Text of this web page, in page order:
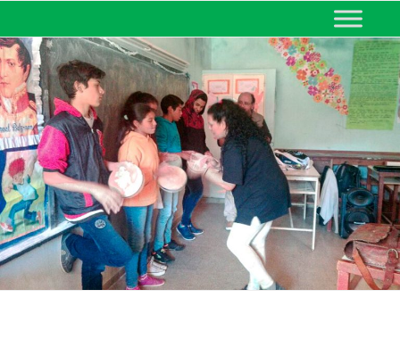
MINISTERIO DE EDUCACIÓN
DE CORRIENTES